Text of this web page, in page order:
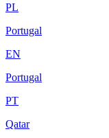
PL
Portugal
EN
Portugal
PT
Qatar